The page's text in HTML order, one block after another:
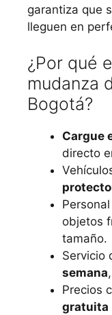
garantiza que
lleguen en
¿Por qué
mudanza
Bogotá?
Cargue
directo
objetos
tamaño.
Servicio
semana
Precios
gratuita